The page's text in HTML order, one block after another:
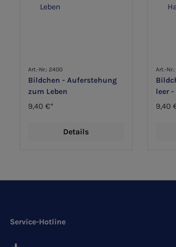
Art.-Nr.: 2400
Bildchen - Auferstehung
zum Leben
9,40 €*
Details
Art.-
leer
9,40
Service-Hotline